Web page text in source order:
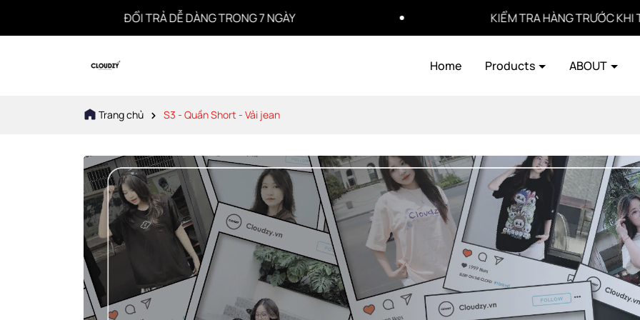
ĐỔI TRẢ DỄ DÀNG TRONG 7 NGÀY KIỂM TRA HÀNG TRƯỚC KHI THANH
Home Products ABOUT
Trang chủ S3 - Quần Short - Vải jean